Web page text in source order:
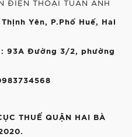
ĐIỆN THOẠI TUẤN ANH
Yên, P.Phố Huế, Hai
: 93A Đường 3/2, phường
THUẾ QUẬN HAI BÀ